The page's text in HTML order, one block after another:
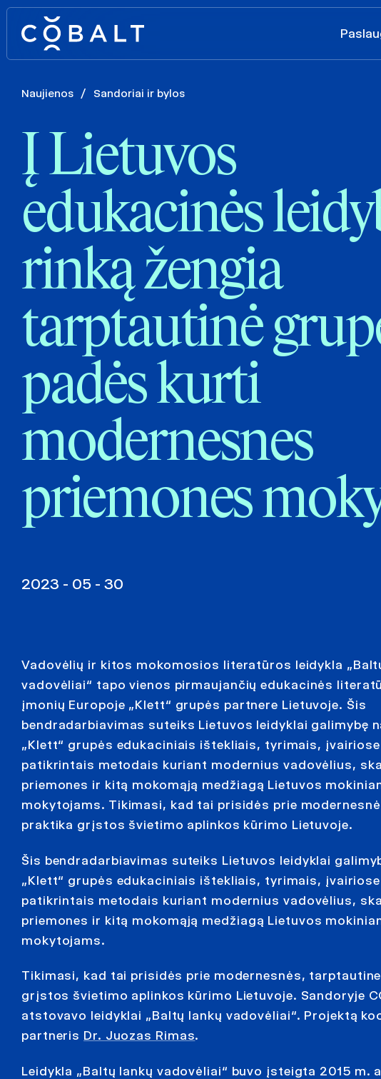
Naujienos / Sandoriai ir bylos
Į Lietuvos
edukacinės
rinką žengia
tarptautinė
padės kurti
modernesnes
priemones
2023 - 05 - 30
Vadovėlių ir kitos mokomosios literatūros leidykla
vadovėliai“ tapo vienos pirmaujančių edukacinės
įmonių Europoje „Klett“ grupės partnere Lietuvoje. Šis
bendradarbiavimas suteiks Lietuvos leidyklai galimybę
„Klett“ grupės edukaciniais ištekliais, tyrimais,
patikrintais metodais kuriant modernius vadovėlius,
priemones ir kitą mokomąją medžiagą Lietuvos
mokytojams. Tikimasi, kad tai prisidės prie
praktika grįstos švietimo aplinkos kūrimo Lietuvoje.
Šis bendradarbiavimas suteiks Lietuvos leidyklai
„Klett“ grupės edukaciniais ištekliais, tyrimais,
patikrintais metodais kuriant modernius vadovėlius,
priemones ir kitą mokomąją medžiagą Lietuvos
mokytojams.
Tikimasi, kad tai prisidės prie modernesnės,
grįstos švietimo aplinkos kūrimo Lietuvoje. Sandoryje
atstovavo leidyklai „Baltų lankų vadovėliai“. Projektą
partneris Dr. Juozas Rimas.
Leidykla „Baltų lankų vadovėliai“ buvo įsteigta 2015 m.